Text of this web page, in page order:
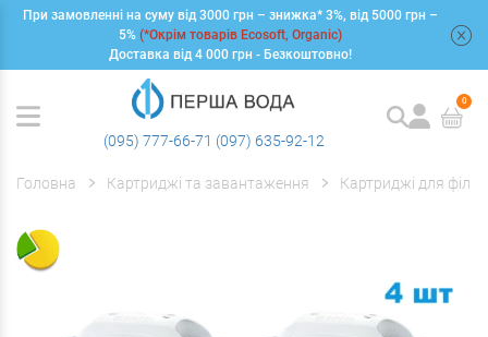
При замовленні на суму від 3000 грн – знижка* 3%, від 5000 грн –
5% (*Окрім товарів Ecosoft, Organic)
Доставка від 4 000 грн - Безкоштовно!
(095) 777-66-71 (097) 635-92-12
0
Головна Картриджі та завантаження Картриджі для